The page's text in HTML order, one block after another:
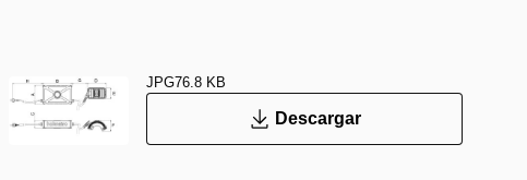
JPG76.8 KB
Descargar